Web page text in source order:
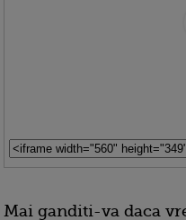
Mai ganditi-va daca